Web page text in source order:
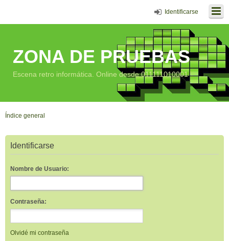
Identificarse
ZONA DE PRUEBAS
Escena retro informática. Online desde 011111010001
Índice general
Identificarse
Nombre de Usuario:
Contraseña:
Olvidé mi contraseña